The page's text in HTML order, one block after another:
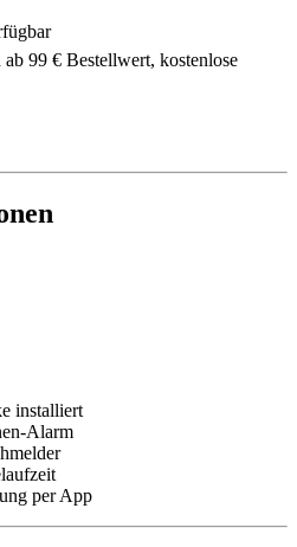
ab 99 € Bestellwert, kostenlose
installiert
Alarm
per App